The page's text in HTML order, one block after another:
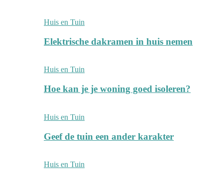
Huis en Tuin
Elektrische dakramen in huis nemen
Huis en Tuin
Hoe kan je je woning goed isoleren?
Huis en Tuin
Geef de tuin een ander karakter
Huis en Tuin